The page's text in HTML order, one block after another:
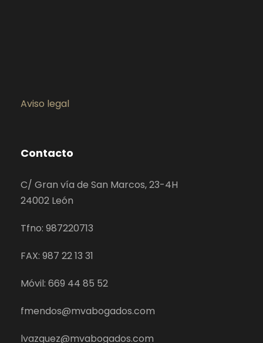
Aviso legal
Contacto
C/ Gran vía de San Marcos, 23-4H
24002 León
Tfno: 987220713
FAX: 987 22 13 31
Móvil: 669 44 85 52
fmendos@mvabogados.com
lvazquez@mvabogados.com